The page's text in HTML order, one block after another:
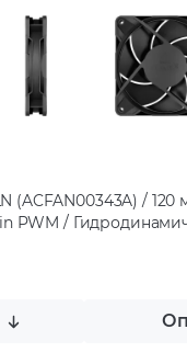
(ACFAN00343A) /
PWM /